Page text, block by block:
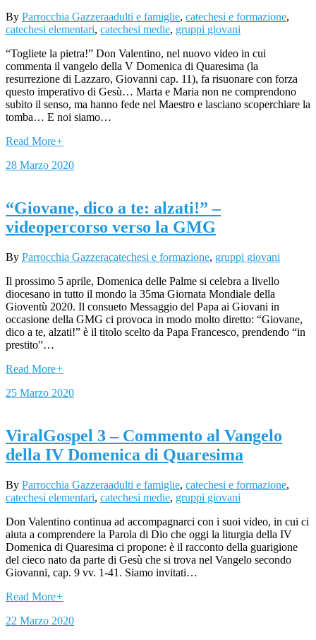
By Parrocchia Gazzeraadulti e famiglie, catechesi e formazione,
catechesi elementari, catechesi medie, gruppi giovani
“Togliete la pietra!” Don Valentino, nel nuovo video in cui
commenta il vangelo della V Domenica di Quaresima (la
resurrezione di Lazzaro, Giovanni cap. 11), fa risuonare con forza
questo imperativo di Gesù… Marta e Maria non ne comprendono
subito il senso, ma hanno fede nel Maestro e lasciano scoperchiare la
tomba… E noi siamo…
Read More+
28 Marzo 2020
“Giovane, dico a te: alzati!” –
videopercorso verso la GMG
By Parrocchia Gazzeracatechesi e formazione, gruppi giovani
Il prossimo 5 aprile, Domenica delle Palme si celebra a livello
diocesano in tutto il mondo la 35ma Giornata Mondiale della
Gioventù 2020. Il consueto Messaggio del Papa ai Giovani in
occasione della GMG ci provoca in modo molto diretto: “Giovane,
dico a te, alzati!” è il titolo scelto da Papa Francesco, prendendo “in
prestito”…
Read More+
25 Marzo 2020
ViralGospel 3 – Commento al Vangelo
della IV Domenica di Quaresima
By Parrocchia Gazzeraadulti e famiglie, catechesi e formazione,
catechesi elementari, catechesi medie, gruppi giovani
Don Valentino continua ad accompagnarci con i suoi video, in cui ci
aiuta a comprendere la Parola di Dio che oggi la liturgia della IV
Domenica di Quaresima ci propone: è il racconto della guarigione
del cieco nato da parte di Gesù che si trova nel Vangelo secondo
Giovanni, cap. 9 vv. 1-41. Siamo invitati…
Read More+
22 Marzo 2020